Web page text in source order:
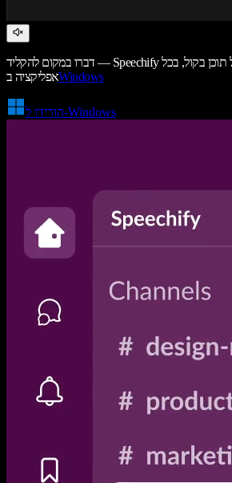
דברו במקום להקליד — Speechify מכתיב עבורכם ומקריא כל תוכן בקול, בכל
אפליקציה בWindows
הורידו ל-Windows